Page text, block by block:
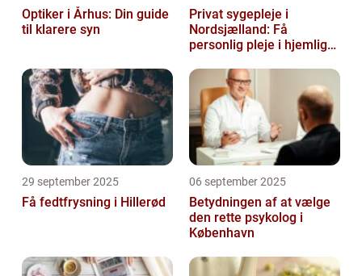
Optiker i Århus: Din guide
til klarere syn
Privat sygepleje i
Nordsjælland: Få
personlig pleje i hjemlige
29 september 2025
Få fedtfrysning i Hillerød
06 september 2025
Betydningen af at vælge
den rette psykolog i
København